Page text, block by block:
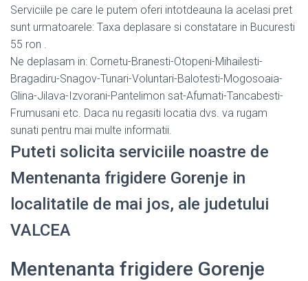
Serviciile pe care le putem oferi intotdeauna la acelasi pret
sunt urmatoarele: Taxa deplasare si constatare in Bucuresti
55 ron .
Ne deplasam in: Cornetu-Branesti-Otopeni-Mihailesti-
Bragadiru-Snagov-Tunari-Voluntari-Balotesti-Mogosoaia-
Glina-Jilava-Izvorani-Pantelimon sat-Afumati-Tancabesti-
Frumusani etc. Daca nu regasiti locatia dvs. va rugam
sunati pentru mai multe informatii.
Puteti solicita serviciile noastre de
Mentenanta frigidere Gorenje in
localitatile de mai jos, ale judetului
VALCEA
Mentenanta frigidere Gorenje